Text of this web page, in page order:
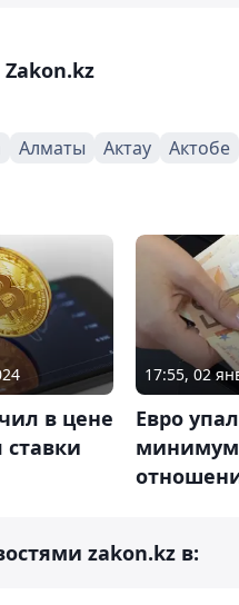
Алматы Актау Актобе
в цене
17:55, 02
Евро
zakon.kz в: